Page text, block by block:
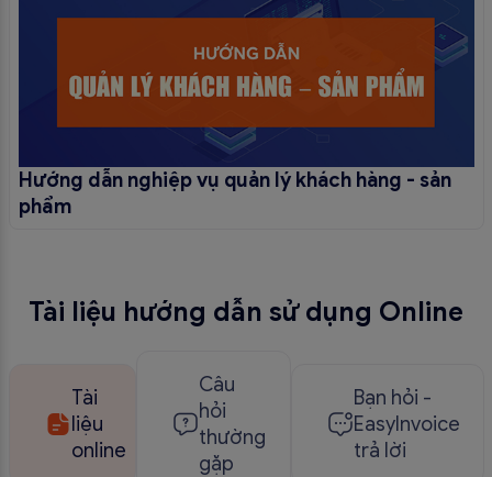
Hướng dẫn nghiệp vụ quản lý khách hàng - sản
phẩm
Tài liệu hướng dẫn sử dụng Online
Tài
liệu
online
Câu
hỏi
thường
gặp
Bạn hỏi -
EasyInvoice
trả lời